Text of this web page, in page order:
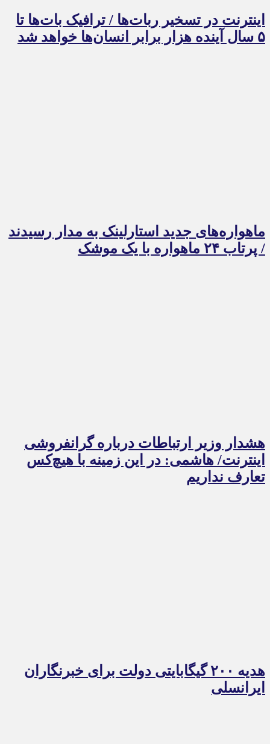
اینترنت در تسخیر ربات‌ها / ترافیک بات‌ها تا
۵ سال آینده هزار برابر انسان‌ها خواهد شد
ماهواره‌های جدید استارلینک به مدار رسیدند
/ پرتاب ۲۴ ماهواره با یک موشک
هشدار وزیر ارتباطات درباره گرانفروشی
اینترنت/ هاشمی: در این زمینه با هیچ‌کس
تعارف نداریم
هدیه ۲۰۰ گیگابایتی دولت برای خبرنگاران
ایرانسلی